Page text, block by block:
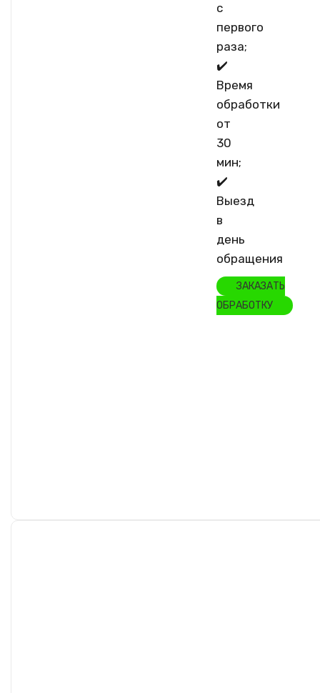
с
первого
раза;
✔️
Время
обработки
от
30
мин;
✔️
Выезд
в
день
обращения
ЗАКАЗАТЬ
ОБРАБОТКУ